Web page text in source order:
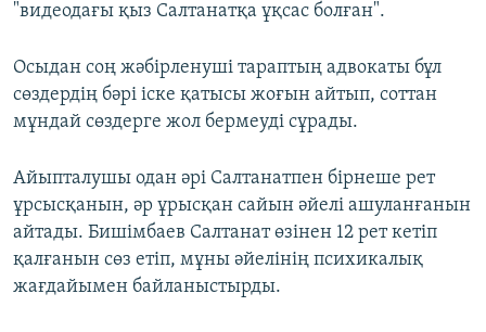
"видеодағы қыз Салтанатқа ұқсас болған".
Осыдан соң жәбірленуші тараптың адвокаты бұл
сөздердің бәрі іске қатысы жоғын айтып, соттан
мұндай сөздерге жол бермеуді сұрады.
Айыпталушы одан әрі Салтанатпен бірнеше рет
ұрсысқанын, әр ұрысқан сайын әйелі ашуланғанын
айтады. Бишімбаев Салтанат өзінен 12 рет кетіп
қалғанын сөз етіп, мұны әйелінің психикалық
жағдайымен байланыстырды.